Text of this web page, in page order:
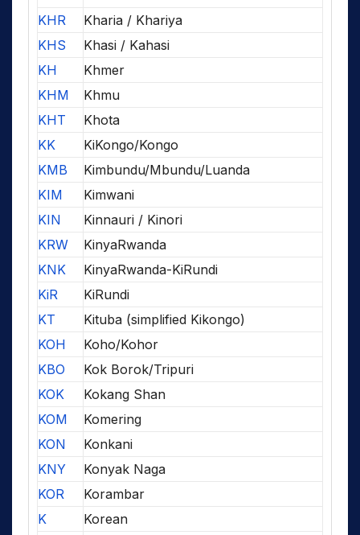
KHR
Kharia / Khariya
KHS
Khasi / Kahasi
KH
Khmer
KHM
Khmu
KHT
Khota
KK
KiKongo/Kongo
KMB
Kimbundu/Mbundu/Luanda
KIM
Kimwani
KIN
Kinnauri / Kinori
KRW
KinyaRwanda
KNK
KinyaRwanda-KiRundi
KiR
KiRundi
KT
Kituba (simplified Kikongo)
KOH
Koho/Kohor
KBO
Kok Borok/Tripuri
KOK
Kokang Shan
KOM
Komering
KON
Konkani
KNY
Konyak Naga
KOR
Korambar
K
Korean